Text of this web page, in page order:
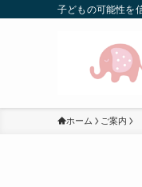
子どもの可能性を
ホーム ご案内